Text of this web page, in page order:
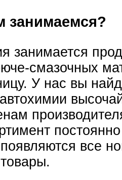
занимаемся?
занимается
смазочных
У нас вы
постоянно
все